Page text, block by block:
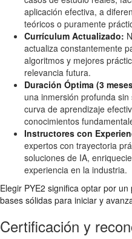
aplicación efectiva, a
teóricos o puramente
Currículum Actualizado:
actualiza constantemente
algoritmos y mejores
relevancia futura.
Duración Óptima (3
una inmersión profunda
curva de aprendizaje
conocimientos
Instructores con
expertos con trayectoria
soluciones de IA,
experiencia en la industria.
Elegir PYE2 significa optar por
bases sólidas para iniciar y
Certificación y